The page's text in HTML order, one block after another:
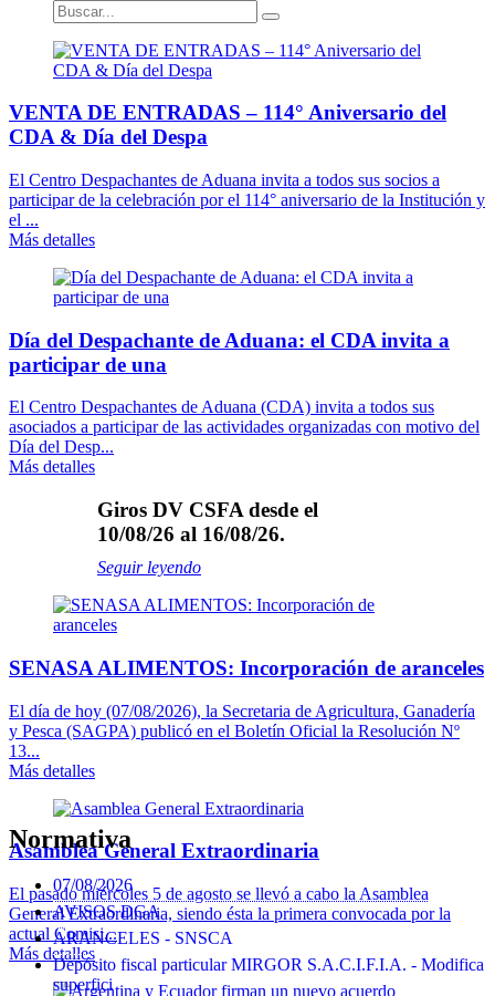
VENTA DE ENTRADAS – 114° Aniversario del
CDA & Día del Despa
El Centro Despachantes de Aduana invita a todos sus socios a
participar de la celebración por el 114° aniversario de la Institución y
el ...
Más detalles
Día del Despachante de Aduana: el CDA invita a
participar de una
El Centro Despachantes de Aduana (CDA) invita a todos sus
asociados a participar de las actividades organizadas con motivo del
Día del Desp...
Más detalles
Giros DV CSFA desde el
10/08/26 al 16/08/26.
Seguir leyendo
SENASA ALIMENTOS: Incorporación de aranceles
El día de hoy (07/08/2026), la Secretaria de Agricultura, Ganadería
y Pesca (SAGPA) publicó en el Boletín Oficial la Resolución Nº
13...
Más detalles
Asamblea General Extraordinaria
El pasado miércoles 5 de agosto se llevó a cabo la Asamblea
General Extraordinaria, siendo ésta la primera convocada por la
actual Comisi...
Más detalles
Normativa
07/08/2026
AVISOS DGA
ARANCELES - SNSCA
Depósito fiscal particular MIRGOR S.A.C.I.F.I.A. - Modifica
superfici